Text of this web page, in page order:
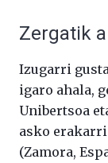
Zergatik
Izugarri
igaro ahala,
Unibertsoa
asko
(Zamora,